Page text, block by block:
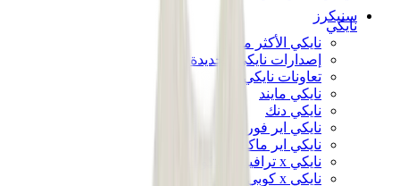
سنيكرز
نايكي
نايكي الأكثر مبيعاً
إصدارات نايكي الجديدة
تعاونات نايكي
نايكي مايند
نايكي دنك
نايكي اير فورس 1
نايكي اير ماكس
نايكي x ترافيس سكوت
نايكي x كوبي براينت